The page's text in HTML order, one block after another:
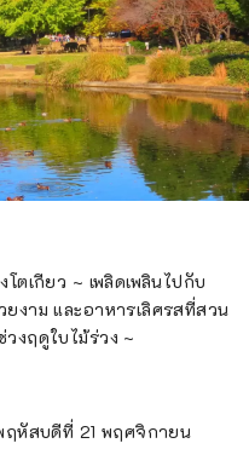
ตเกียว ~ เพลิดเพลินไปกับ
งาม และอาหารเลิศรสที่สวน
งฤดูใบไม้ร่วง ~
หัสบดีที่ 21 พฤศจิกายน